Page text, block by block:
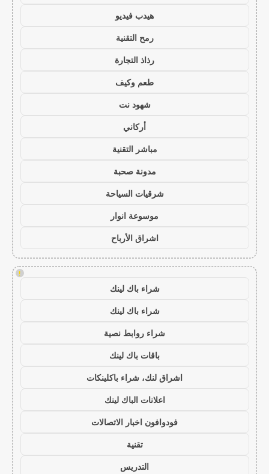
هيدب فيديو
رمح التقنية
رذاذ التجارة
طعم وكيف
شهود نت
أركاني
مباشر التقنية
مدونة صحبة
شرقيات السياحة
موسوعة انوار
اشراق الأرباح
!
شراء باك لينك
شراء باك لينك
شراء روابط نصية
باقات باك لينك
اشراق لنك، شراء باكلينكات
اعلانات الباك لينك
فودوافون اخبار الاتصالات
تقنية
التدريس